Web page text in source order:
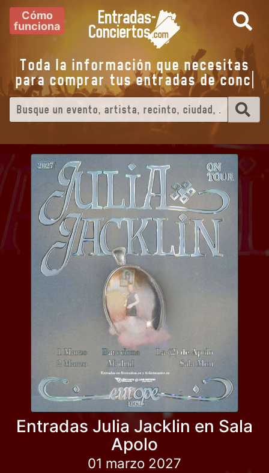
Cómo
funciona
Toda la información que necesitas
para comprar tus entradas de
Entradas Julia Jacklin en Sala
Apolo
01 marzo 2027